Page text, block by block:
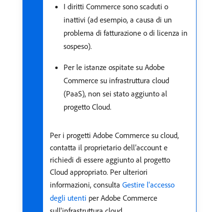
I diritti Commerce sono scaduti o
inattivi (ad esempio, a causa di un
problema di fatturazione o di licenza in
sospeso).
Per le istanze ospitate su Adobe
Commerce su infrastruttura cloud
(PaaS), non sei stato aggiunto al
progetto Cloud.
Per i progetti Adobe Commerce su cloud,
contatta il proprietario dell’account e
richiedi di essere aggiunto al progetto
Cloud appropriato. Per ulteriori
informazioni, consulta Gestire l'accesso
degli utenti per Adobe Commerce